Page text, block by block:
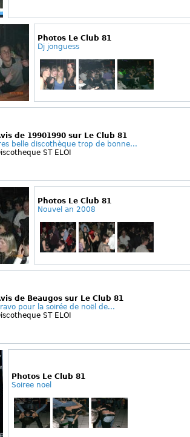
Photos Le Club 81
Dj jonguess
de 19901990 sur Le Club 81
belle discothèque trop de bonne...
ST ELOI
Photos Le Club 81
Nouvel an 2008
de Beaugos sur Le Club 81
pour la soirée de noël de...
ST ELOI
Photos Le Club 81
Soiree noel